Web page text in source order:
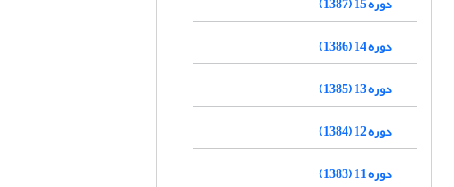
دوره 14 (1386)
دوره 13 (1385)
دوره 12 (1384)
دوره 11 (1383)